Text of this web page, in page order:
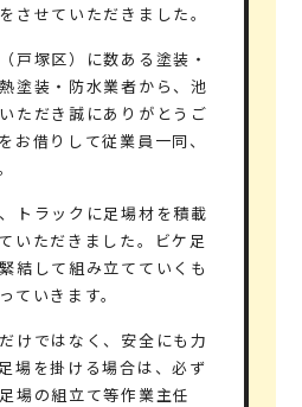
させていただきました。
戸塚区）に数ある塗装・
塗装・防水業者から、池
ただき誠にありがとうご
お借りして従業員一同、
トラックに足場材を積載
いただきました。ビケ足
結して組み立てていくも
ていきます。
けではなく、安全にも力
場を掛ける場合は、必ず
場の組立て等作業主任